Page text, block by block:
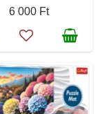
6 000 Ft